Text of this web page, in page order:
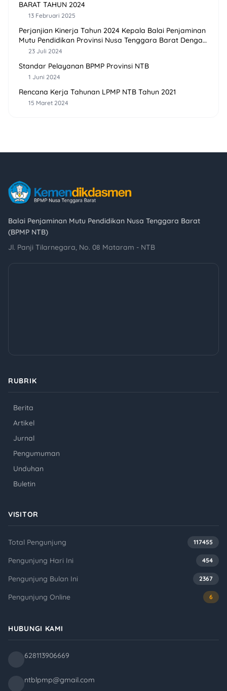
BARAT TAHUN 2024
13 Februari 2025
Perjanjian Kinerja Tahun 2024 Kepala Balai Penjaminan
Mutu Pendidikan Provinsi Nusa Tenggara Barat Dengan
Direktur Jenderal PAUD, Pendidikan Dasar dan
23 Juli 2024
Standar Pelayanan BPMP Provinsi NTB
1 Juni 2024
Rencana Kerja Tahunan LPMP NTB Tahun 2021
15 Maret 2024
Balai Penjaminan Mutu Pendidikan Nusa Tenggara Barat
(BPMP NTB)
Jl. Panji Tilarnegara, No. 08 Mataram - NTB
RUBRIK
Berita
Artikel
Jurnal
Pengumuman
Unduhan
Buletin
VISITOR
Total Pengunjung 117455
Pengunjung Hari Ini 454
Pengunjung Bulan Ini 2367
Pengunjung Online 6
HUBUNGI KAMI
628113906669
ntblpmp@gmail.com